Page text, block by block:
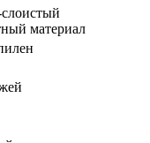
материал